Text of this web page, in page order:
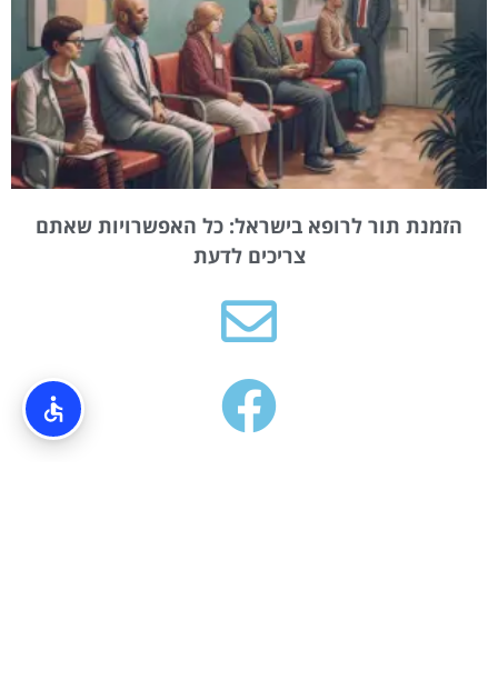
הזמנת תור לרופא בישראל: כל האפשרויות שאתם
צריכים לדעת